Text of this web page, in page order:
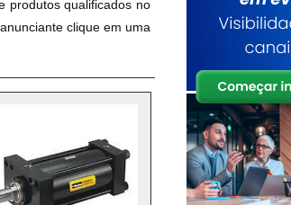
produtos qualificados no
clique em uma